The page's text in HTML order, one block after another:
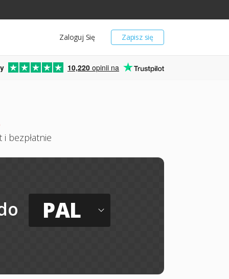
Zapisz się
Zaloguj Się
10,220 opinii na
bezpłatnie
PAL